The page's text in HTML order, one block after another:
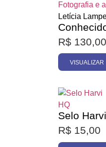
Fotografia e
Letícia
R$ 130,00
VISUALIZAR
HQ
Selo Harvi
R$ 15,00